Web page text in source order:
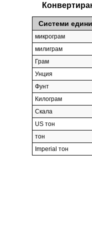
Системи
микрограм
милиграм
Грам
Унция
Фунт
Килограм
Скала
US тон
тон
Imperial тон